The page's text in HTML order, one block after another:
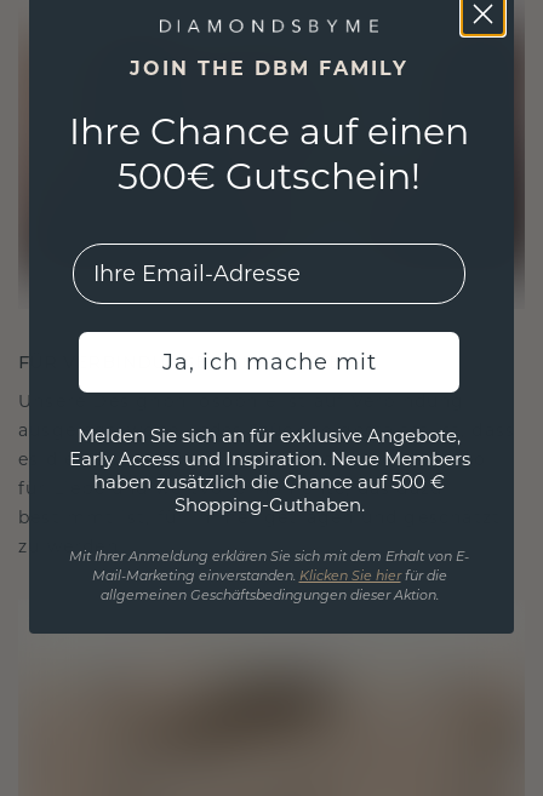
FÜR VERBINDUNGEN GESCHAFFEN
Unsere Designphilosophie ist auf Verbindung
ausgelegt, wobei jedes Stück so gestaltet ist, dass
es die Zeit überdauert. Es wird zu Ihrem Symbol
für Liebe und wertvolle Momente, das dazu
bestimmt ist, für immer getragen und geschätzt
zu werden.
JOIN THE DBM FAMILY
Ihre Chance auf einen
500€ Gutschein!
EMail
Ja, ich mache mit
Melden Sie sich an für exklusive Angebote,
Early Access und Inspiration. Neue Members
haben zusätzlich die Chance auf 500 €
Shopping-Guthaben.
Mit Ihrer Anmeldung erklären Sie sich mit dem Erhalt von E-
Mail-Marketing einverstanden. Klicken Sie hierfür die
allgemeinen Geschäftsbedingungen dieser Aktion.